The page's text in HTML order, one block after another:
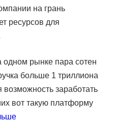
на грань
ресурсов для
одном рынке пара сотен
больше 1 триллиона
заработать
вот такую платформу